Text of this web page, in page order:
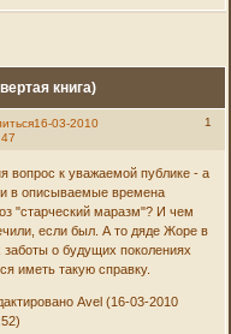
книга)
1
16-03-2010
вопрос к уважаемой публике - а
в описываемые времена
"старческий маразм"? И чем
если был. А то дяде Жоре в
заботы о будущих поколениях
иметь такую справку.
Avel (16-03-2010